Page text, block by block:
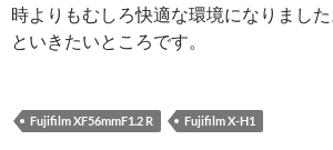
時よりもむしろ快適な環境になりまし
といきたいところです。
Fujifilm XF56mmF1.2 R Fujifilm X-H1